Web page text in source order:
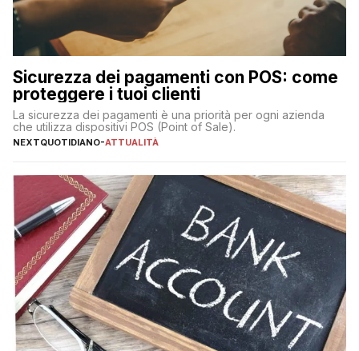
Sicurezza dei pagamenti con POS: come
proteggere i tuoi clienti
La sicurezza dei pagamenti è una priorità per ogni azienda
che utilizza dispositivi POS (Point of Sale).
NEXTQUOTIDIANO-ATTUALITÀ